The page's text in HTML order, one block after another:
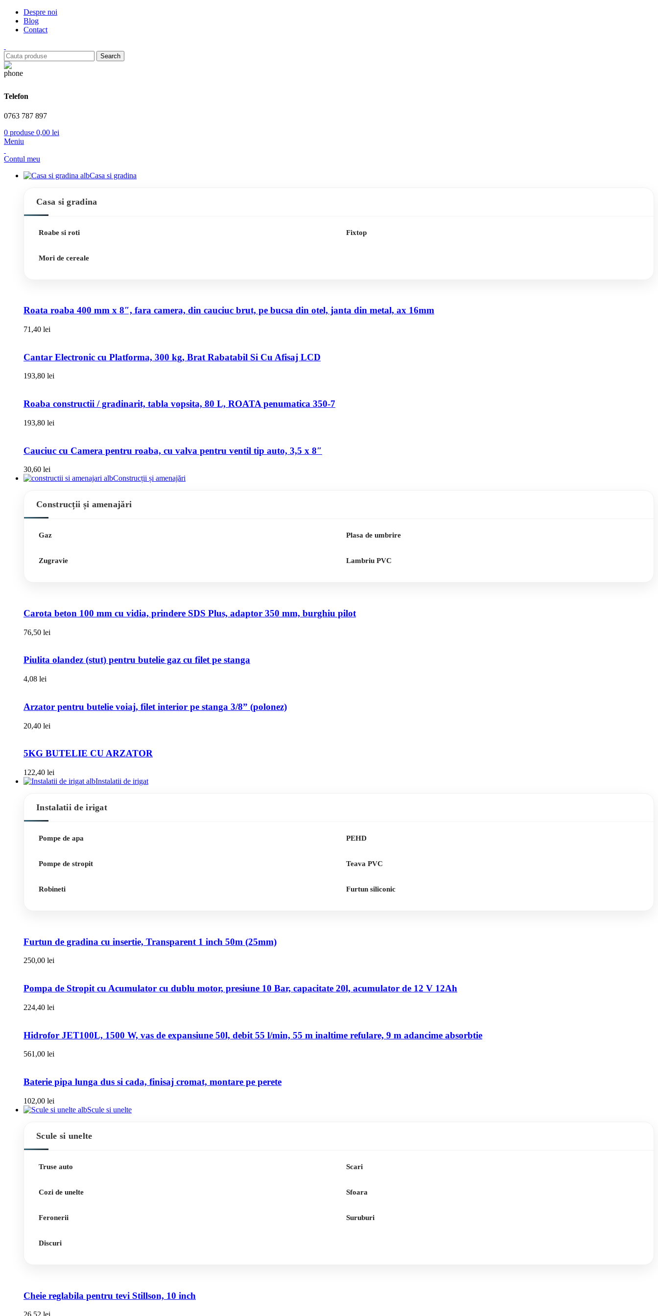
Despre noi
Blog
Contact
Search
Telefon
0763 787 897
0 produse 0,00 lei
Meniu
Contul meu
Casa si gradina
Casa si gradina
Roabe si roti
Mori de cereale
Fixtop
Roata roaba 400 mm x 8″, fara camera, din cauciuc brut, pe bucsa din otel, janta din metal, ax 16mm
71,40 lei
Cantar Electronic cu Platforma, 300 kg, Brat Rabatabil Si Cu Afisaj LCD
193,80 lei
Roaba constructii / gradinarit, tabla vopsita, 80 L, ROATA penumatica 350-7
193,80 lei
Cauciuc cu Camera pentru roaba, cu valva pentru ventil tip auto, 3,5 x 8″
30,60 lei
Construcții și amenajări
Construcții și amenajări
Gaz
Zugravie
Plasa de umbrire
Lambriu PVC
Carota beton 100 mm cu vidia, prindere SDS Plus, adaptor 350 mm, burghiu pilot
76,50 lei
Piulita olandez (stut) pentru butelie gaz cu filet pe stanga
4,08 lei
Arzator pentru butelie voiaj, filet interior pe stanga 3/8” (polonez)
20,40 lei
5KG BUTELIE CU ARZATOR
122,40 lei
Instalatii de irigat
Instalatii de irigat
Pompe de apa
Pompe de stropit
Robineti
PEHD
Teava PVC
Furtun siliconic
Furtun de gradina cu insertie, Transparent 1 inch 50m (25mm)
250,00 lei
Pompa de Stropit cu Acumulator cu dublu motor, presiune 10 Bar, capacitate 20l, acumulator de 12 V 12Ah
224,40 lei
Hidrofor JET100L, 1500 W, vas de expansiune 50l, debit 55 l/min, 55 m inaltime refulare, 9 m adancime absorbtie
561,00 lei
Baterie pipa lunga dus si cada, finisaj cromat, montare pe perete
102,00 lei
Scule si unelte
Scule si unelte
Truse auto
Cozi de unelte
Feronerii
Discuri
Scari
Sfoara
Suruburi
Cheie reglabila pentru tevi Stillson, 10 inch